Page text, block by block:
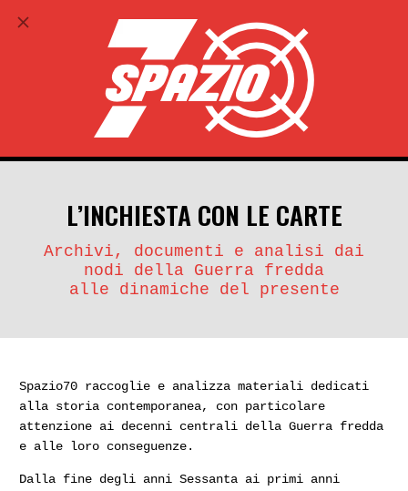
ABBONATI
search account_circle
L’INCHIESTA CON LE CARTE
Archivi, documenti e analisi dai
nodi della Guerra fredda
alle dinamiche del presente
Spazio70 raccoglie e analizza materiali dedicati
alla storia contemporanea, con particolare
attenzione ai decenni centrali della Guerra fredda
e alle loro conseguenze.
Dalla fine degli anni Sessanta ai primi anni